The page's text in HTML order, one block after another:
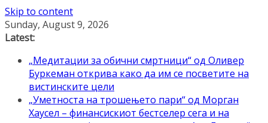
Skip to content
Sunday, August 9, 2026
Latest:
„Медитации за обични смртници“ од Оливер
Буркеман открива како да им се посветите на
вистинските цели
„Уметноста на трошењето пари“ од Морган
Хаусел – финансискиот бестселер сега и на